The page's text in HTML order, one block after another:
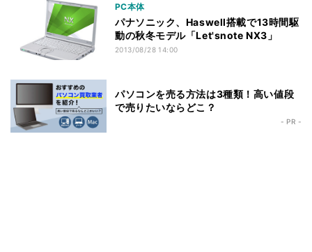
PC本体
パナソニック、Haswell搭載で13時間駆
動の秋冬モデル「Let'snote NX3」
2013/08/28 14:00
パソコンを売る方法は3種類！高い値段
で売りたいならどこ？
- PR -